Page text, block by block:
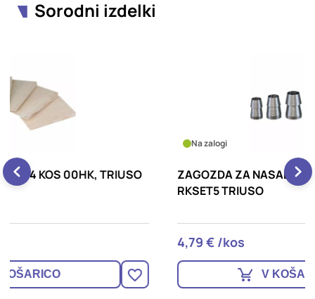
Sorodni izdelki
ZAGOZDA ZA NASADILO SET 5 KOS 2,4,5,6,7
V KOŠARICO